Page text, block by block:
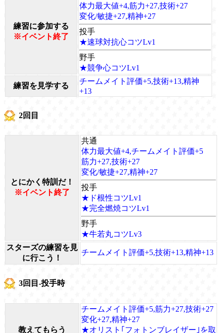
練習に参加する
※イベント終了
体力最大値+4,筋力+27,技術+27
変化/敏捷+27,精神+27
投手
★速球対抗心コツLv1
野手
★競争心コツLv1
練習を見学する
チームメイト評価+5,技術+13,精神
+13
2回目
とにかく特訓だ！
※イベント終了
共通
体力最大値+4,チームメイト評価+5
筋力+27,技術+27
変化/敏捷+27,精神+27
投手
★ド根性コツLv1
★完全燃焼コツLv1
野手
★牛若丸コツLv3
スターズの練習を見
に行こう！
チームメイト評価+5,技術+13,精神+13
3回目-投手時
教えてもらう
チームメイト評価+5,筋力+27,技術+27
変化+27,精神+27
★オリスト｢フォトンブレイザー｣を取